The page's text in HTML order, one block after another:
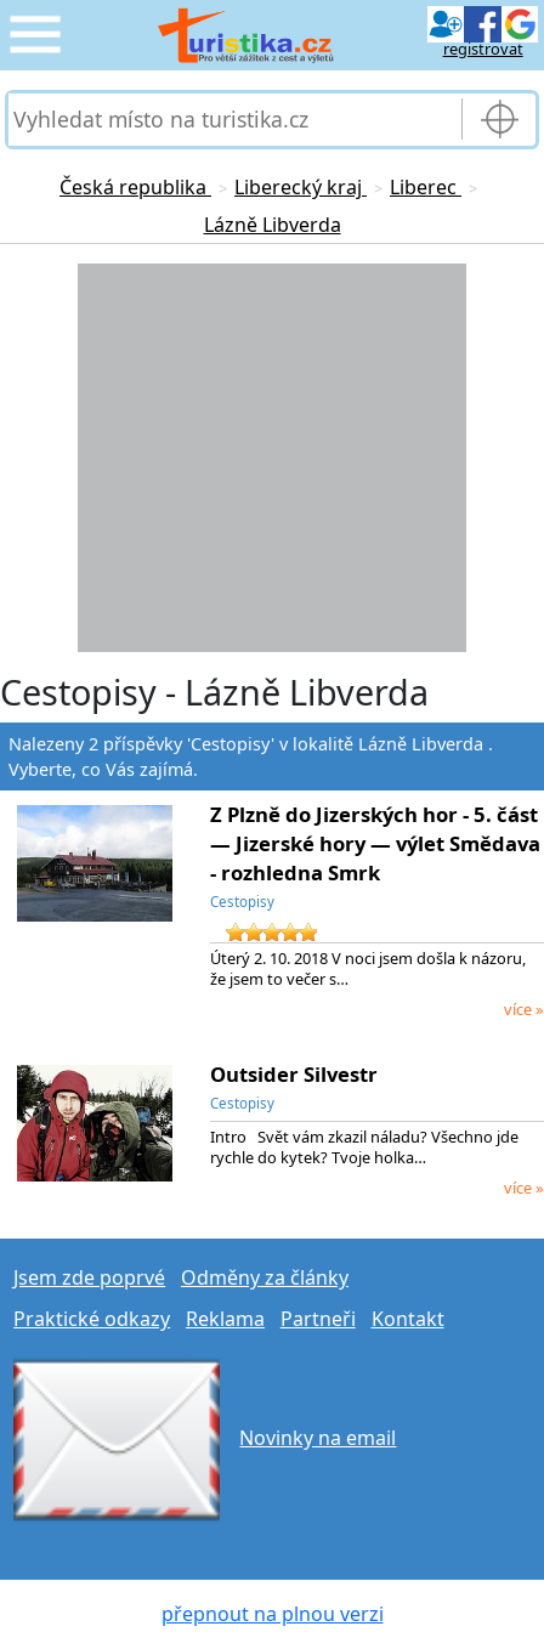
registrovat
CESTOVÁNÍ
SLUŽBY & DOPRAVA
Česká republika > Liberecký kraj > Liberec >
Lázně Libverda
Cestopisy - Lázně Libverda
Nalezeny 2 příspěvky 'Cestopisy' v lokalitě Lázně Libverda .
Vyberte, co Vás zajímá.
Z Plzně do Jizerských hor - 5. část
— Jizerské hory — výlet Smědava
- rozhledna Smrk
Cestopisy
Úterý 2. 10. 2018 V noci jsem došla k názoru,
že jsem to večer s…
více »
Outsider Silvestr
Cestopisy
Intro Svět vám zkazil náladu? Všechno jde
rychle do kytek? Tvoje holka…
více »
Jsem zde poprvé
Odměny za články
Praktické odkazy
Reklama Partneři Kontakt
Novinky na email
přepnout na plnou verzi